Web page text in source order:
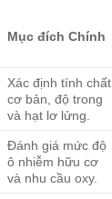
Mục đích Chính
Xác định tính chất
cơ bản, độ trong
và hạt lơ lửng.
Đánh giá mức độ
ô nhiễm hữu cơ
và nhu cầu oxy.